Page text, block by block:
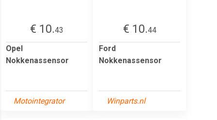
€ 10.43
Opel
Nokkenassensor
Motointegrator
€ 10.44
Ford
Nokkenassensor
Winparts.nl